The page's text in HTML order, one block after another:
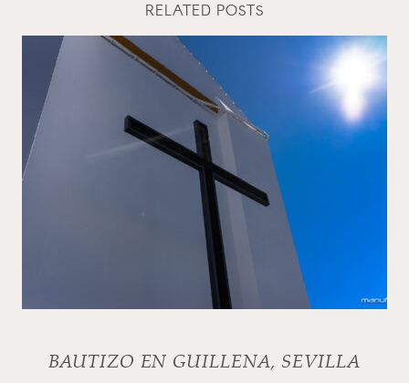
RELATED POSTS
BAUTIZO EN GUILLENA, SEVILLA